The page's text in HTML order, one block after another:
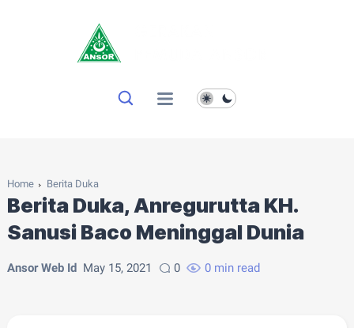
Home Berita Duka
Berita Duka, Anregurutta KH.
Sanusi Baco Meninggal Dunia
Ansor Web Id May 15, 2021 0 0 min read